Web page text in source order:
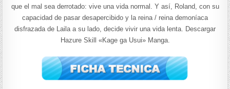
que el mal sea derrotado: vive una vida normal. Y así, Roland, con su
capacidad de pasar desapercibido y la reina / reina demoníaca
disfrazada de Laila a su lado, decide vivir una vida lenta. Descargar
Hazure Skill «Kage ga Usui» Manga.